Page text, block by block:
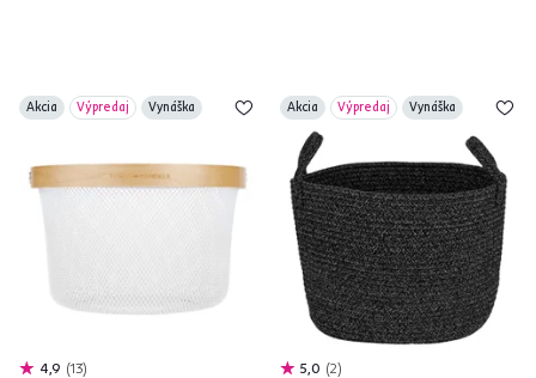
Akcia Výpredaj Vynáška
4,9 13
Akcia Výpredaj Vynáška
5,0 2